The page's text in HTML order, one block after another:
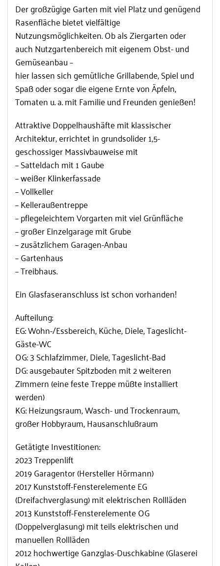
Der großzügige Garten mit viel Platz und genügend
Rasenfläche bietet vielfältige
Nutzungsmöglichkeiten. Ob als Ziergarten oder
auch Nutzgartenbereich mit eigenem Obst- und
Gemüseanbau –
hier lassen sich gemütliche Grillabende, Spiel und
Spaß oder sogar die eigene Ernte von Äpfeln,
Tomaten u. a. mit Familie und Freunden genießen!
Attraktive Doppelhaushäfte mit klassischer
Architektur, errichtet in grundsolider 1,5-
geschossiger Massivbauweise mit
– Satteldach mit 1 Gaube
– weißer Klinkerfassade
– Vollkeller
– Kelleraußentreppe
– pflegeleichtem Vorgarten mit viel Grünfläche
– großer Einzelgarage mit Grube
– zusätzlichem Garagen-Anbau
– Gartenhaus
– Treibhaus.
Ein Glasfaseranschluss ist schon vorhanden!
Aufteilung:
EG: Wohn-/Essbereich, Küche, Diele, Tageslicht-
Gäste-WC
OG: 3 Schlafzimmer, Diele, Tageslicht-Bad
DG: ausgebauter Spitzboden mit 2 weiteren
Zimmern (eine feste Treppe müßte installiert
werden)
KG: Heizungsraum, Wasch- und Trockenraum,
großer Hobbyraum, Hausanschlußraum
Getätigte Investitionen:
2023 Treppenlift
2019 Garagentor (Hersteller Hörmann)
2017 Kunststoff-Fensterelemente EG
(Dreifachverglasung) mit elektrischen Rollläden
2013 Kunststoff-Fensterelemente OG
(Doppelverglasung) mit teils elektrischen und
manuellen Rollläden
2012 hochwertige Ganzglas-Duschkabine (Glaserei